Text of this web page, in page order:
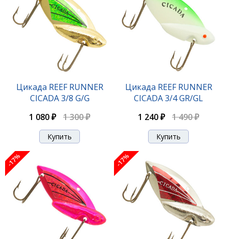
-17%
Цикада REEF RUNNER
CICADA 3/8 G/G
1 080 ₽
1 300 ₽
Цикада REEF RUNNER
CICADA 3/4 GR/GL
1 240 ₽
1 490 ₽
-17% -17%